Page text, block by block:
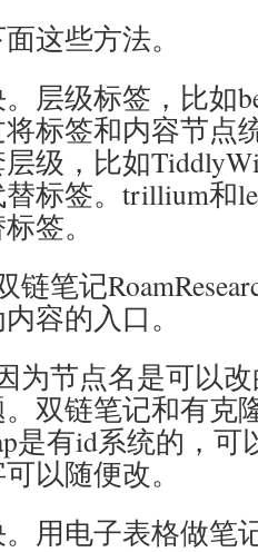
这些方法。
层级标签，比如
标签和内容节点
级，比如
标签。trillium和
签。
链笔记
容的入口。
为节点名是可以
双链笔记和有克
是有id系统的，可
以随便改。
用电子表格做笔